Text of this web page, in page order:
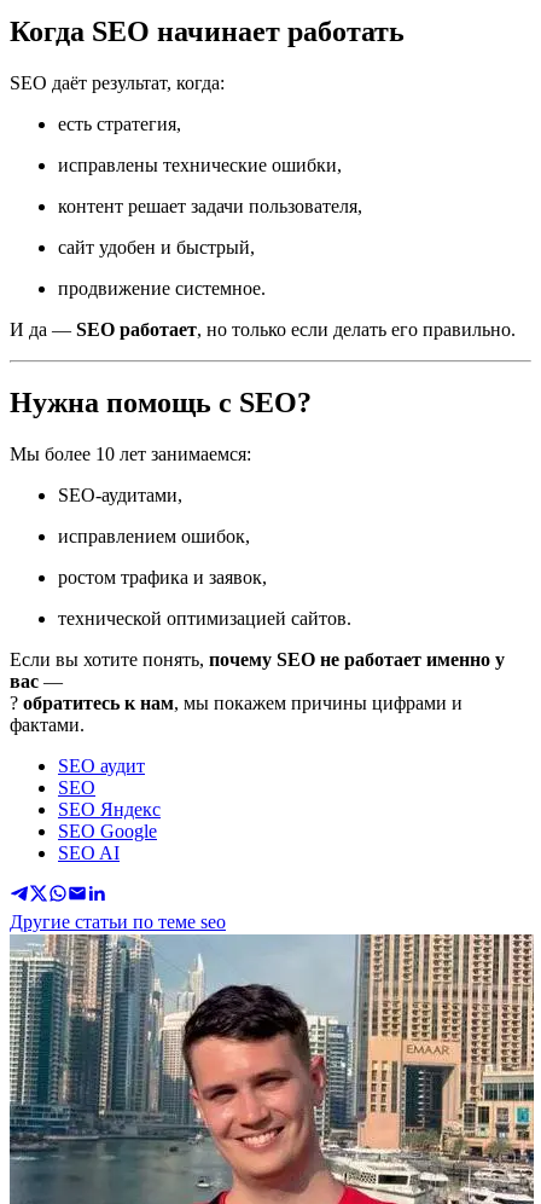
Когда SEO начинает работать
SEO даёт результат, когда:
есть стратегия,
исправлены технические ошибки,
контент решает задачи пользователя,
сайт удобен и быстрый,
продвижение системное.
И да — SEO работает, но только если делать его правильно.
Нужна помощь с SEO?
Мы более 10 лет занимаемся:
SEO-аудитами,
исправлением ошибок,
ростом трафика и заявок,
технической оптимизацией сайтов.
Если вы хотите понять, почему SEO не работает именно у
вас —
? обратитесь к нам, мы покажем причины цифрами и
фактами.
SEO аудит
SEO
SEO Яндекс
SEO Google
SEO AI
Другие статьи по теме seo